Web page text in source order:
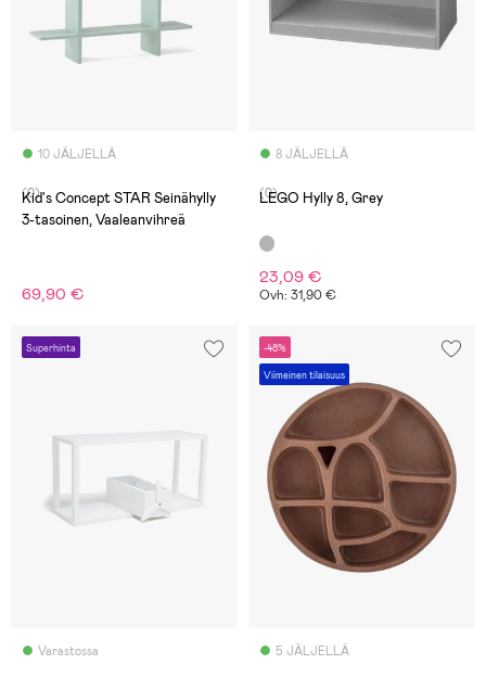
10 JÄLJELLÄ
(0)
Kid's Concept STAR Seinähylly
3-tasoinen, Vaaleanvihreä
69,90 €
8 JÄLJELLÄ
(0)
LEGO Hylly 8, Grey
23,09 €
Ovh: 31,90 €
Superhinta
Varastossa
-48%
Viimeinen tilaisuus
5 JÄLJELLÄ